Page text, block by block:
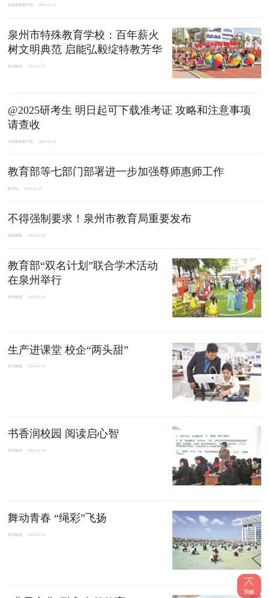
央视新闻客户端 2024-12-12
泉州市特殊教育学校：百年薪火
树文明典范 启能弘毅绽特教芳华
泉州晚报 2024-12-11
@2025研考生 明日起可下载准考证 攻略和注意事项
请查收
央视新闻客户端 2024-12-10
教育部等七部门部署进一步加强尊师惠师工作
新华社 2024-12-10
不得强制要求！泉州市教育局重要发布
鲤城微事 2024-12-10
教育部“双名计划”联合学术活动
在泉州举行
泉州晚报 2024-12-10
生产进课堂 校企“两头甜”
泉州晚报 2024-12-10
书香润校园 阅读启心智
泉州晚报 2024-12-10
舞动青春 “绳彩”飞扬
泉州晚报 2024-12-10